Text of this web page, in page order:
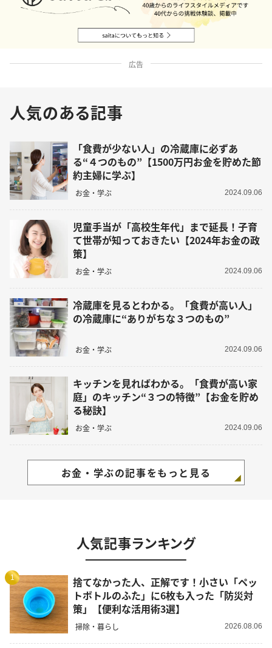
広告
人気のある記事
「食費が少ない人」の冷蔵庫に必ずあ
る“４つのもの”【1500万円お金を貯めた節
約主婦に学ぶ】
お金・学ぶ 2024.09.06
児童手当が「高校生年代」まで延長！子育
て世帯が知っておきたい【2024年お金の政
策】
お金・学ぶ 2024.09.06
冷蔵庫を見るとわかる。「食費が高い人」
の冷蔵庫に“ありがちな３つのもの”
お金・学ぶ 2024.09.06
キッチンを見ればわかる。「食費が高い家
庭」のキッチン“３つの特徴”【お金を貯め
る秘訣】
お金・学ぶ 2024.09.06
お金・学ぶの記事をもっと見る
人気記事ランキング
1
捨てなかった人、正解です！小さい「ペッ
トボトルのふた」に6枚も入った「防災対
策」【便利な活用術3選】
掃除・暮らし 2026.08.06